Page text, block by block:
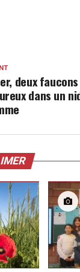
deux
dans un